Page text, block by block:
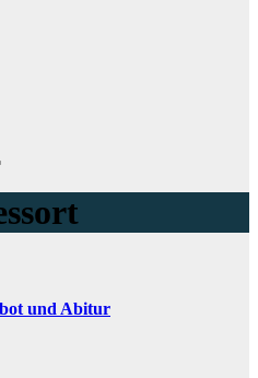
und Abitur